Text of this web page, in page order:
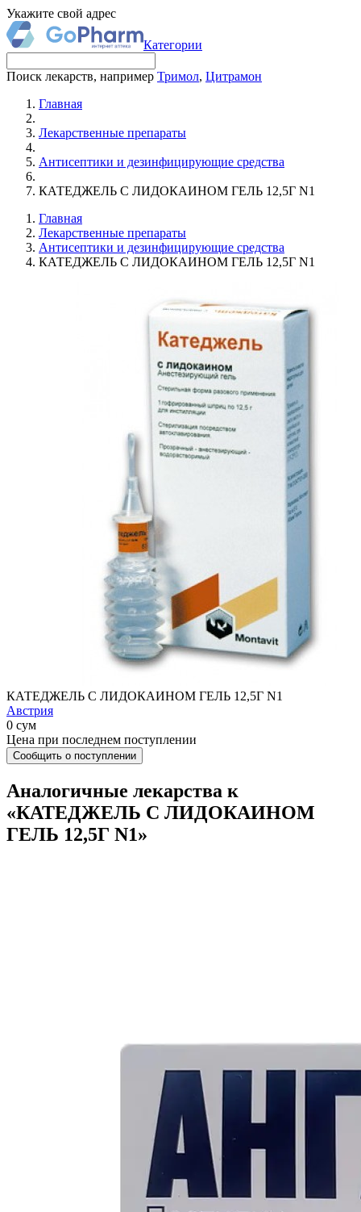
Укажите свой адрес
Категории
Поиск лекарств, например Тримол, Цитрамон
Главная
Лекарственные препараты
Антисептики и дезинфицирующие средства
КАТЕДЖЕЛЬ С ЛИДОКАИНОМ ГЕЛЬ 12,5Г N1
Главная
Лекарственные препараты
Антисептики и дезинфицирующие средства
КАТЕДЖЕЛЬ С ЛИДОКАИНОМ ГЕЛЬ 12,5Г N1
КАТЕДЖЕЛЬ С ЛИДОКАИНОМ ГЕЛЬ 12,5Г N1
Австрия
0 сум
Цена при последнем поступлении
Сообщить о поступлении
Аналогичные лекарства к
«КАТЕДЖЕЛЬ С ЛИДОКАИНОМ
ГЕЛЬ 12,5Г N1»